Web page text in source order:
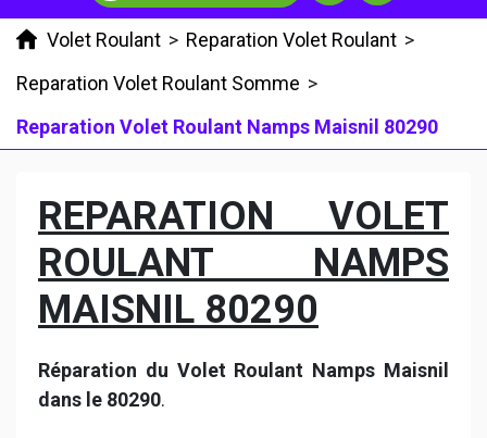
Volet Roulant > Reparation Volet Roulant >
Reparation Volet Roulant Somme >
Reparation Volet Roulant Namps Maisnil 80290
REPARATION VOLET
ROULANT NAMPS
MAISNIL 80290
Réparation du Volet Roulant Namps Maisnil
dans le 80290.